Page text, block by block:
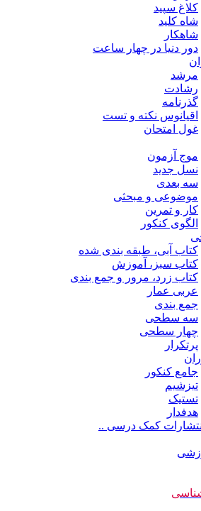
کلاغ سپید
شاه کلید
شاهکار
دور دنیا در چهار ساعت
مرشد
رشادت
گذرنامه
اقیانوس نکته و تست
غول امتحان
موج آزمون
نسل جدید
سه بعدی
موضوعی و مبحثی
کار و تمرین
الگوی کنکور
کتاب آبی، طبقه بندی شده
کتاب سبز، آموزش
کتاب زرد، مرور و جمع بندی
عربی عمار
جمع بندی
سه سطحی
چهار سطحی
پرتکرار
جامع کنکور
تیزشیم
تستیک
هدفدار
کمک درسی ..